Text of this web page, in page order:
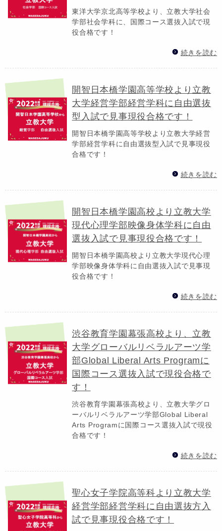
東洋大学京北高等学校より、立教大学社会
学部社会学科に、国際コース選抜入試で現
役合格です！
続きを読む
開智日本橋学園高等学校より立教
大学経営学部経営学科に自由選抜
型入試で見事現役合格です！
開智日本橋学園高等学校より立教大学経営
学部経営学科に自由選抜型入試で見事現役
合格です！
続きを読む
開智日本橋学園高校より立教大学
現代心理学部映像身体学科に自由
選抜入試で見事現役合格です！
開智日本橋学園高校より立教大学現代心理
学部映像身体学科に自由選抜入試で見事現
役合格です！
続きを読む
渋谷教育学園幕張高校より、立教
大学グローバルリベラルアーツ学
部Global Liberal Arts Programに
国際コース選抜入試で現役合格で
す！
渋谷教育学園幕張高校より、立教大学グロ
ーバルリベラルアーツ学部Global Liberal
Arts Programに国際コース選抜入試で現役
合格です！
続きを読む
聖心女子学院高等科より立教大学
経営学部経営学科に自由選抜方入
試で見事現役合格です！